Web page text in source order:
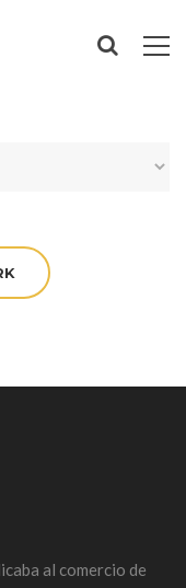
al comercio de